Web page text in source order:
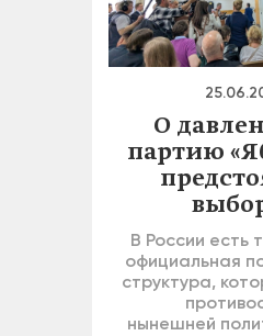
О
партию
В России есть
официальная
структура,
нынешней